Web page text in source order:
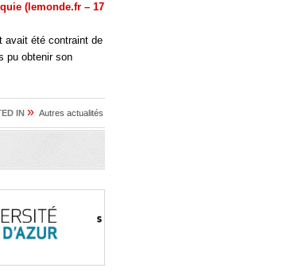
(lemonde.fr – 17
avait été contraint de
pu obtenir son
IN » Autres actualités